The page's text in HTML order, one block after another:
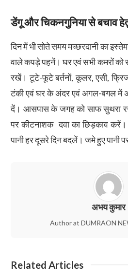
डेंगू और चिकनगुनिया से बचाव
दिन में भी सोते समय मच्छरदानी का
वाले कपड़े पहनें। घर एवं सभी कमरों को
रखें। टूटे-फूटे बर्तनों, कूलर, एसी, फ्रिज
टंकी एवं घर के अंदर एवं अगल-बगल में
दें। आसपास के जगह को साफ सुथरा रखें
पर कीटनाशक दवा का छिड़काव करें।
पानी हर दूसरे दिन बदलें। जमे हुए पानी
अभय कुमार
Author at DUMRAON
Related Articles